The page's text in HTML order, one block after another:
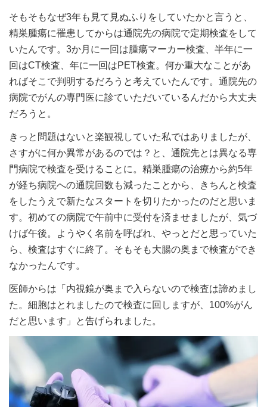
そもそもなぜ3年も見て見ぬふりをしていたかと言うと、
精巣腫瘍に罹患してからは通院先の病院で定期検査をして
いたんです。3か月に一回は腫瘍マーカー検査、半年に一
回はCT検査、年に一回はPET検査。何か重大なことがあ
ればそこで判明するだろうと考えていたんです。通院先の
病院でがんの専門医に診ていただいているんだから大丈夫
だろうと。
きっと問題はないと楽観視していた私ではありましたが、
さすがに何か異常があるのでは？と、通院先とは異なる専
門病院で検査を受けることに。精巣腫瘍の治療から約5年
が経ち病院への通院回数も減ったことから、きちんと検査
をしたうえで新たなスタートを切りたかったのだと思いま
す。初めての病院で午前中に受付を済ませましたが、気づ
けば午後。ようやく名前を呼ばれ、やっとだと思っていた
ら、検査はすぐに終了。そもそも大腸の奥まで検査ができ
なかったんです。
医師からは「内視鏡が奥まで入らないので検査は諦めまし
た。細胞はとれましたので検査に回しますが、100%がん
だと思います」と告げられました。